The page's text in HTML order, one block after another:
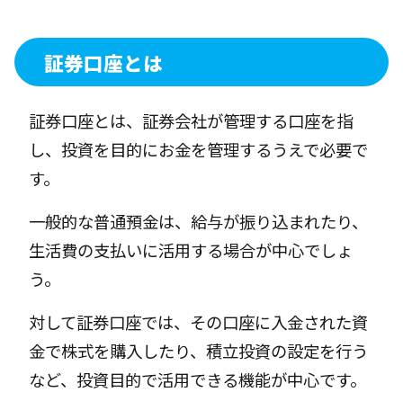
証券口座とは
証券口座とは、証券会社が管理する口座を指
し、投資を目的にお金を管理するうえで必要で
す。
一般的な普通預金は、給与が振り込まれたり、
生活費の支払いに活用する場合が中心でしょ
う。
対して証券口座では、その口座に入金された資
金で株式を購入したり、積立投資の設定を行う
など、投資目的で活用できる機能が中心です。